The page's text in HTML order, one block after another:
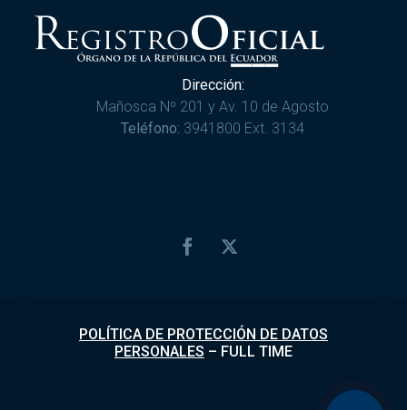
Dirección:
Mañosca Nº 201 y Av. 10 de Agosto
Teléfono: 3941800 Ext. 3134
POLÍTICA DE PROTECCIÓN DE DATOS
PERSONALES – FULL TIME